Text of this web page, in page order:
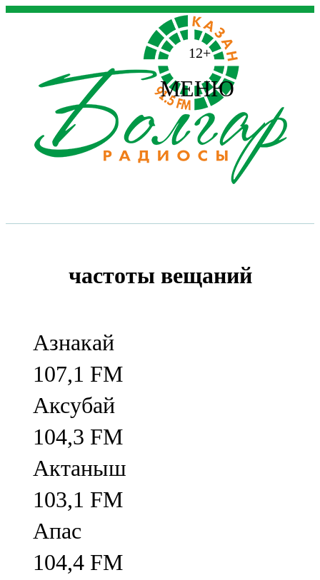
12+
МЕНЮ
частоты вещаний
Азнакай
107,1 FM
Аксубай
104,3 FM
Актаныш
103,1 FM
Апас
104,4 FM